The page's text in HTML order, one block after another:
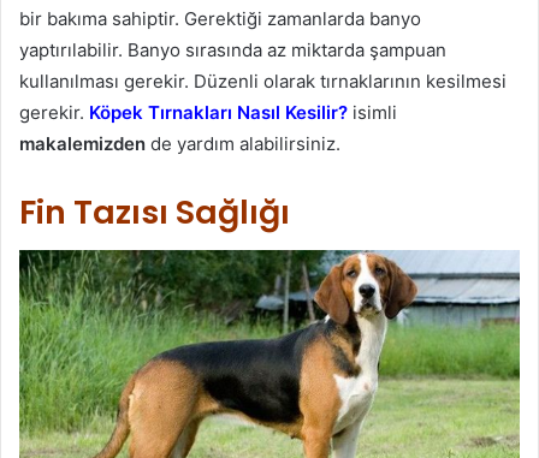
bir bakıma sahiptir. Gerektiği zamanlarda banyo
yaptırılabilir. Banyo sırasında az miktarda şampuan
kullanılması gerekir. Düzenli olarak tırnaklarının kesilmesi
gerekir. Köpek Tırnakları Nasıl Kesilir? isimli
makalemizden de yardım alabilirsiniz.
Fin Tazısı Sağlığı